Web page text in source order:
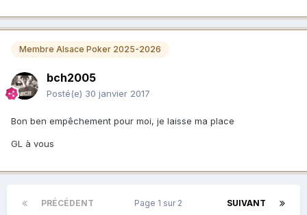
Membre Alsace Poker 2025-2026
bch2005
Posté(e) 30 janvier 2017
Bon ben empêchement pour moi, je laisse ma place
GL à vous
PRÉCÉDENT SUIVANT
Page 1 sur 2